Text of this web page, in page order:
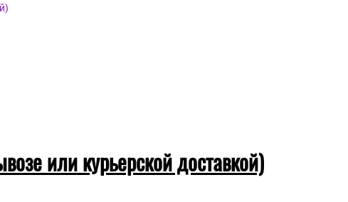
или курьерской доставкой)